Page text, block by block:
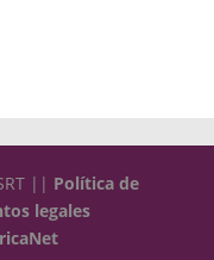
|| Política de
legales